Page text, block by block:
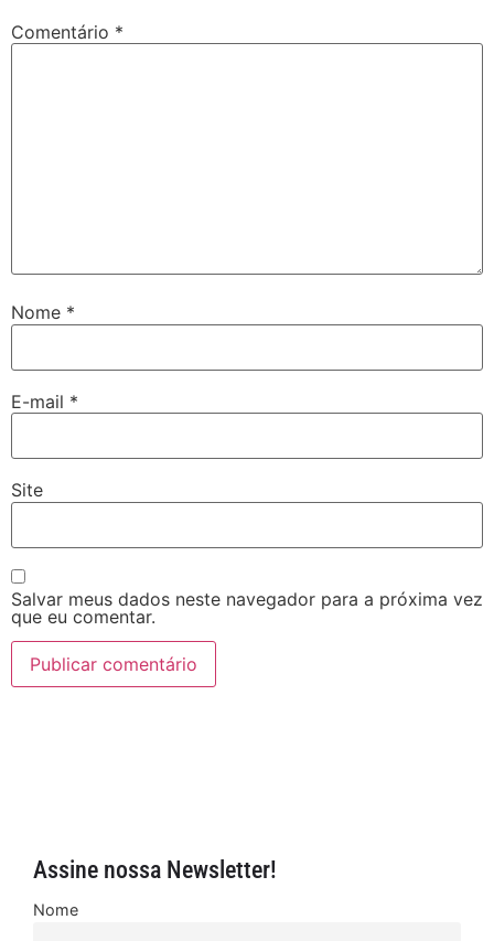
Comentário *
Nome *
E-mail *
Site
Salvar meus dados neste navegador para a próxima vez
que eu comentar.
Assine nossa Newsletter!
Nome